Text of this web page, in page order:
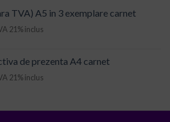
TVA) A5 in 3 exemplare carnet
21% inclus
de prezenta A4 carnet
21% inclus